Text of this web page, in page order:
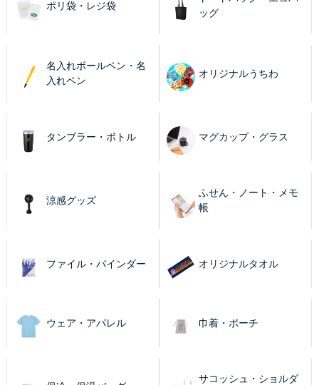
ポリ袋・レジ袋
ッグ
名入れボールペン・名
入れペン
オリジナルうちわ
タンブラー・ボトル マグカップ・グラス
涼感グッズ
ふせん・ノート・メモ
帳
ファイル・バインダー オリジナルタオル
ウェア・アパレル 巾着・ポーチ
サコッシュ・ショルダ